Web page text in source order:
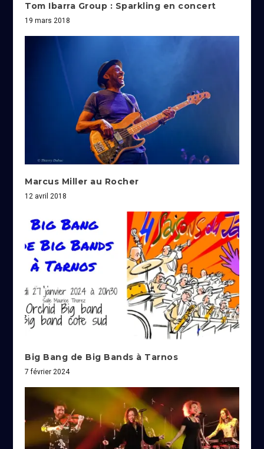
Tom Ibarra Group : Sparkling en concert
19 mars 2018
Marcus Miller au Rocher
12 avril 2018
Big Bang de Big Bands à Tarnos
7 février 2024